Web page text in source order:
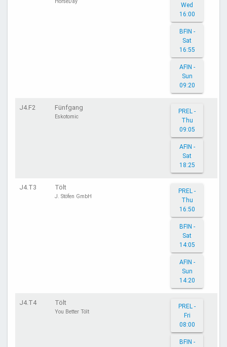
Wed
16:00
BFIN -
Sat
16:55
AFIN -
Sun
09:20
J4.F2 Fünfgang
Eskotomic
PREL -
Thu
09:05
AFIN -
Sat
18:25
J4.T3 Tölt
J. Stöfen GmbH
PREL -
Thu
16:50
BFIN -
Sat
14:05
AFIN -
Sun
14:20
J4.T4 Tölt
You Better Tölt
PREL -
Fri
08:00
BFIN -